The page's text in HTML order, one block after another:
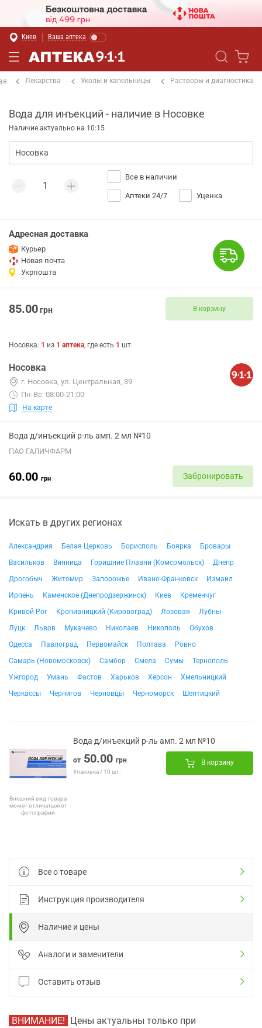
Киев Ваша аптека
Лекарства Уколы и капельницы Растворы и диагностика
Вода для инъекций - наличие в Носовке
Наличие актуально на 10:15
Все в наличии
Аптеки 24/7 Уценка
Адресная доставка
Курьер
Новая почта
Укрпошта
85.00грн В корзину
Носовка: 1 из 1 аптека, где есть 1 шт.
Носовка
г. Носовка, ул. Центральная, 39
Пн-Вс: 08:00-21:00
На карте
Вода д/инъекций р-ль амп. 2 мл №10
ПАО ГАЛИЧФАРМ
60.00 грн Забронировать
Искать в других регионах
Александрия Белая Церковь Борисполь Боярка
Бровары
Васильков
Винница Горишние Плавни (Комсомольск)
Днепр
Дрогобыч
Житомир Запорожье Ивано-Франковск
Измаил
Ирпень
Каменское (Днепродзержинск) Киев
Кременчуг
Кривой Рог
Кропивницкий (Кировоград) Лозовая
Лубны
Луцк
Львов Мукачево Николаев Никополь
Обухов
Одесса
Павлоград Первомайск Полтава
Ровно
Самарь (Новомосковск)
Самбор Смела Сумы
Тернополь
Ужгород
Умань Фастов Харьков Херсон
Хмельницкий
Черкассы
Чернигов Черновцы Черноморск Шептицкий
Внешний вид товара
может отличаться от
фотографии
Вода д/инъекций р-ль амп. 2 мл №10
от 50.00 грн
Упаковка / 10 шт.
В корзину
Все о товаре
Инструкция производителя
Наличие и цены
Аналоги и заменители
Оставить отзыв
ВНИМАНИЕ! Цены актуальны только при